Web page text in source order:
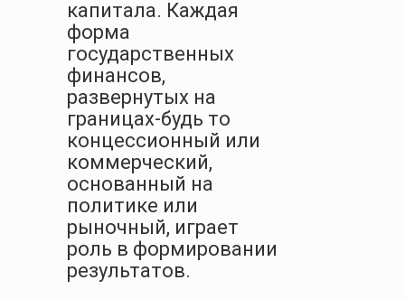
капитала. Каждая
форма
государственных
финансов,
развернутых на
границах-будь то
концессионный или
коммерческий,
основанный на
политике или
рыночный, играет
роль в формировании
результатов.